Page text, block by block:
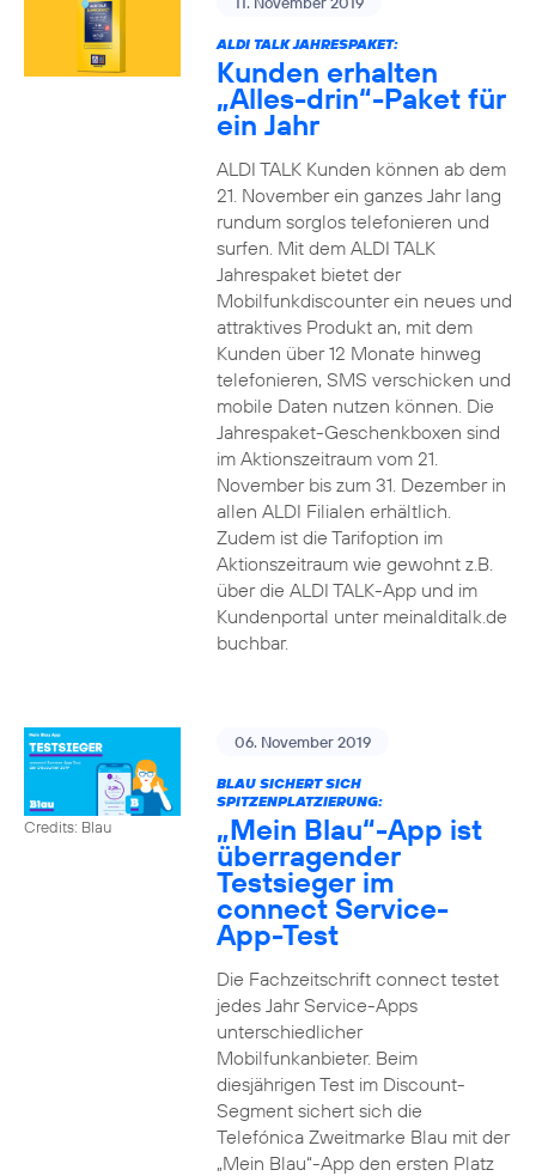
ALDI TALK JAHRESPAKET:
Kunden erhalten
„Alles-drin“-Paket für
ein Jahr
ALDI TALK Kunden können ab dem
21. November ein ganzes Jahr lang
rundum sorglos telefonieren und
surfen. Mit dem ALDI TALK
Jahrespaket bietet der
Mobilfunkdiscounter ein neues und
attraktives Produkt an, mit dem
Kunden über 12 Monate hinweg
telefonieren, SMS verschicken und
mobile Daten nutzen können. Die
Jahrespaket-Geschenkboxen sind
im Aktionszeitraum vom 21.
November bis zum 31. Dezember in
allen ALDI Filialen erhältlich.
Zudem ist die Tarifoption im
Aktionszeitraum wie gewohnt z.B.
über die ALDI TALK-App und im
Kundenportal unter meinalditalk.de
buchbar.
Credits: Blau
06. November 2019
BLAU SICHERT SICH
SPITZENPLATZIERUNG:
„Mein Blau“-App ist
überragender
Testsieger im
connect Service-
App-Test
Die Fachzeitschrift connect testet
jedes Jahr Service-Apps
unterschiedlicher
Mobilfunkanbieter. Beim
diesjährigen Test im Discount-
Segment sichert sich die
Telefónica Zweitmarke Blau mit der
„Mein Blau“-App den ersten Platz